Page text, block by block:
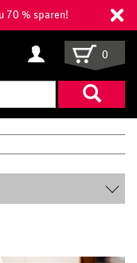
70 % sparen!
Suchbegriff
eingeben
0